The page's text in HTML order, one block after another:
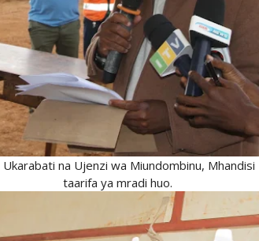
na Ujenzi wa Miundombinu,
taarifa ya mradi huo.